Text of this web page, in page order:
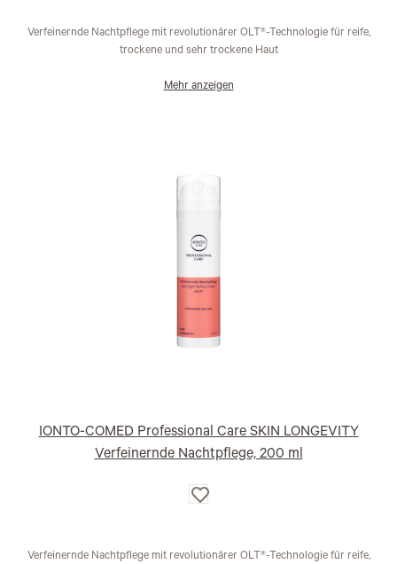
Verfeinernde Nachtpflege mit revolutionärer OLT®-Technologie für reife,
trockene und sehr trockene Haut
Mehr anzeigen
IONTO-COMED Professional Care SKIN LONGEVITY
Verfeinernde Nachtpflege, 200 ml
Auf
die
Verfeinernde Nachtpflege mit revolutionärer OLT®-Technologie für reife,